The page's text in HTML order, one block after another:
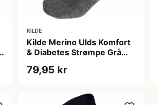
KILDE
Kilde Merino Ulds Komfort
& Diabetes Strømpe Grå
79,95 kr